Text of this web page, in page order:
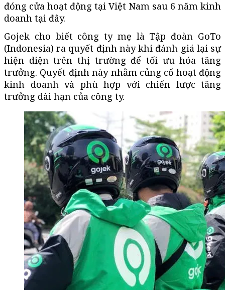
đóng cửa hoạt động tại Việt Nam sau 6 năm kinh
doanh tại đây.
Gojek cho biết công ty mẹ là Tập đoàn GoTo
(Indonesia) ra quyết định này khi đánh giá lại sự
hiện diện trên thị trường để tối ưu hóa tăng
trưởng. Quyết định này nhằm củng cố hoạt động
kinh doanh và phù hợp với chiến lược tăng
trưởng dài hạn của công ty.